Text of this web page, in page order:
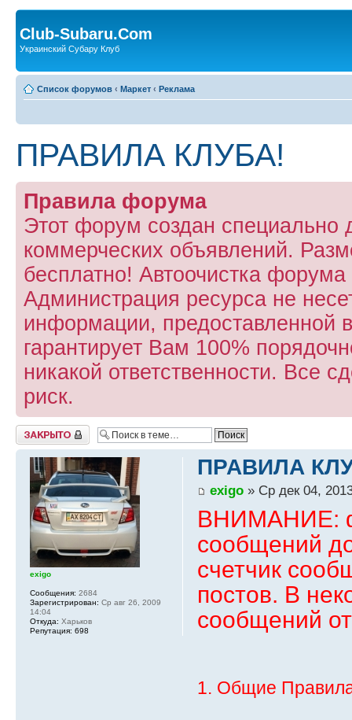
Club-Subaru.Com
Украинский Субару Клуб
Список форумов ‹ Маркет ‹ Реклама
ПРАВИЛА КЛУБА!
Правила форума
Этот форум создан
коммерческих объявлений.
бесплатно! Автоочистка
Администрация ресурса не
информации, предоставленной
гарантирует Вам 100%
никакой ответственности. Все
риск.
Закрыто
ПРАВИЛА
exigo» Ср дек 04,
ВНИМАНИЕ:
сообщений
счетчик
постов. В
сообщений
1. Общие
exigo
Сообщения: 2684
Зарегистрирован: Ср авг 26, 2009
14:04
Откуда: Харьков
Репутация: 698